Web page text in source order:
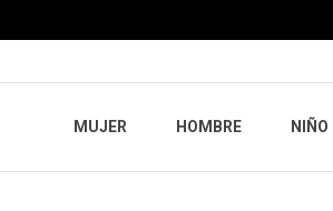
MUJER HOMBRE NIÑO